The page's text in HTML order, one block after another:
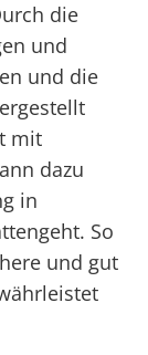
die
und
und die
mit
dazu
in
So
und gut